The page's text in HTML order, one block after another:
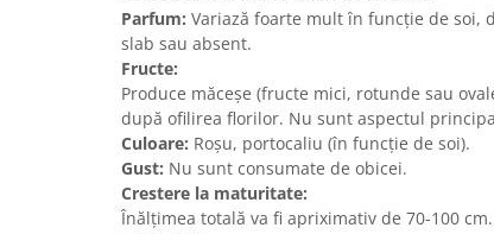
Parfum: Variază foarte mult în funcție de soi,
slab sau absent.
Fructe:
Produce măceșe (fructe mici, rotunde sau
după ofilirea florilor. Nu sunt aspectul
Culoare: Roșu, portocaliu (în funcție de soi).
Gust: Nu sunt consumate de obicei.
Crestere la maturitate:
Înălțimea totală va fi apriximativ de 70-100